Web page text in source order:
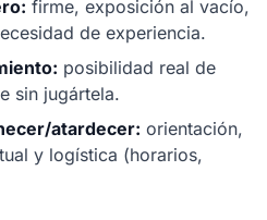
firme, exposición al vacío,
de experiencia.
posibilidad real de
sin jugártela.
atardecer: orientación,
y logística (horarios,